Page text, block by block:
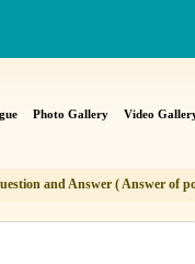
Photo Gallery Video
and Answer ( Answer of